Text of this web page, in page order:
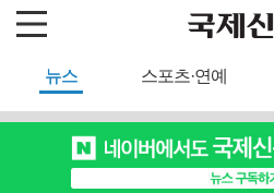
뉴스 스포츠·연예